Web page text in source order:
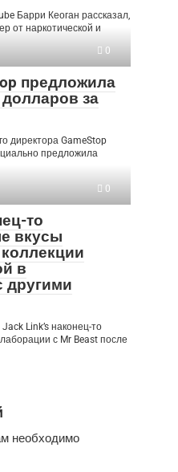
Барри Кеоган рассказал,
от наркотической и
0
предложила
за
директора GameStop
предложила
0
то
вкусы
в
другими
Link’s наконец-то
с Mr Beast после
необходимо